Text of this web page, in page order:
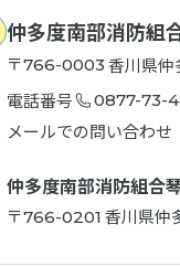
仲多度南部消防組
〒766-0003 香川県仲
電話番号 0877-73-
メールでの問い合わせ
仲多度南部消防組合
〒766-0201 香川県仲